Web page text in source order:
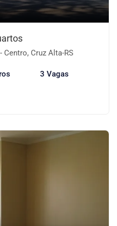
Centro, Cruz Alta-RS
3 Vagas